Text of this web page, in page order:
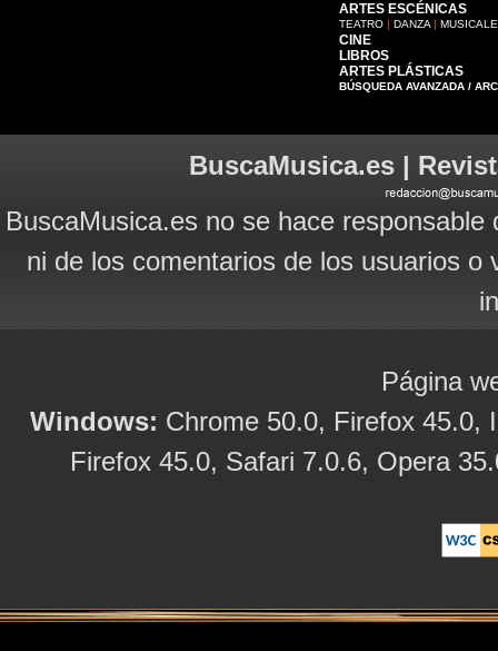
ARTES ESCÉNICAS
TEATRO | DANZA |
CINE
LIBROS
ARTES PLÁSTICAS
BÚSQUEDA AVANZADA /
BuscaMusica.es |
BuscaMusica.es no se hace
ni de los comentarios de los usuarios
Página
Windows: Chrome 50.0, Firefox 45.0,
Firefox 45.0, Safari 7.0.6, Opera